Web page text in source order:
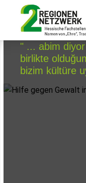
" ... abim
birlikte
bizim kültüre